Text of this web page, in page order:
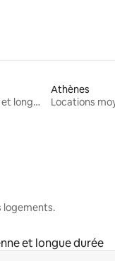
Locations moyenne et longue durée
Athènes
logements.
et longue durée